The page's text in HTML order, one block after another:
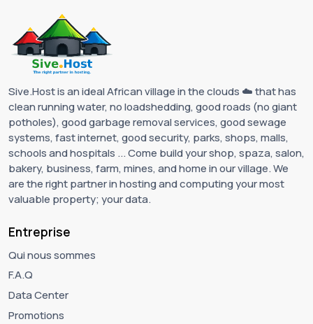
Sive.Host is an ideal African village in the clouds ☁️ that has
clean running water, no loadshedding, good roads (no giant
potholes), good garbage removal services, good sewage
systems, fast internet, good security, parks, shops, malls,
schools and hospitals ... Come build your shop, spaza, salon,
bakery, business, farm, mines, and home in our village. We
are the right partner in hosting and computing your most
valuable property; your data.
Entreprise
Qui nous sommes
F.A.Q
Data Center
Promotions